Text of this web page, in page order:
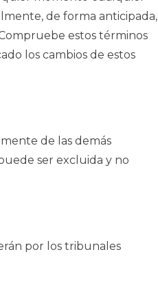
de forma anticipada,
estos términos
los cambios de estos
de las demás
ser excluida y no
por los tribunales